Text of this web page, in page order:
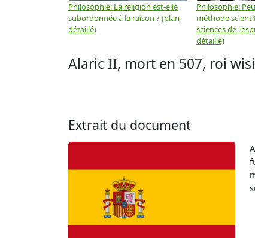
Philosophie: La religion est-elle
subordonnée à la raison ? (plan
détaillé)
Philosophie:
méthode
sciences de
détaillé)
Alaric II, mort en 507, roi
Extrait du document